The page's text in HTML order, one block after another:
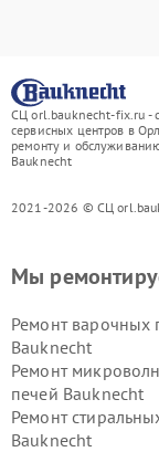
СЦ orl.bauknecht-fix.ru -
сервисных центров в
ремонту и
Bauknecht
2021-2026 © СЦ
Мы
Ремонт варочных
Bauknecht
Ремонт
печей Bauknecht
Ремонт
Bauknecht